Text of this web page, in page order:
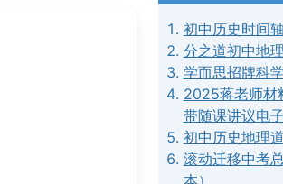
初中历史时间轴
分之道初中地理
学而思招牌科
2025蒋老师材
带随课讲议电
初中历史地理
滚动迁移中考
本）